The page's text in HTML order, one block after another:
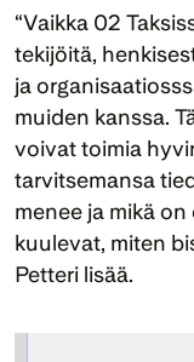
“Vaikka 02
tekijöitä,
ja
muiden kanssa.
voivat toimia
tarvitsemansa
menee ja mikä
kuulevat, miten
Petteri lisää.